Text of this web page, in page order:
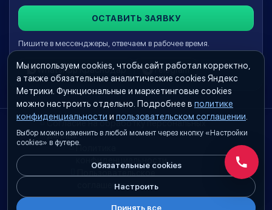
ОСТАВИТЬ ЗАЯВКУ
Пишите в мессенджеры, отвечаем в рабочее время.
WhatsApp Краснодар Telegram
Согласие на обработку персональных
данных
Политика
конфиденциальности
соглашение
Мы используем cookies, чтобы сайт работал корректно,
а также обязательные аналитические cookies Яндекс
Метрики. Функциональные и маркетинговые cookies
можно настроить отдельно. Подробнее в политике
конфиденциальности и пользовательском соглашении
Выбор можно изменить в любой момент через кнопку «Настройки
cookies» в футере.
Обязательные cookies
Настроить
Принять все